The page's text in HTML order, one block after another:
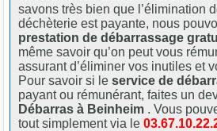
savons très bien que l’élimination
déchèterie est payante, nous
prestation de débarrassage
même savoir qu’on peut vous
assurant d’éliminer vos inutiles et
Pour savoir si leservice de
payant ou rémunérant, faites un
Débarras à Beinheim . Vous
tout simplement via le